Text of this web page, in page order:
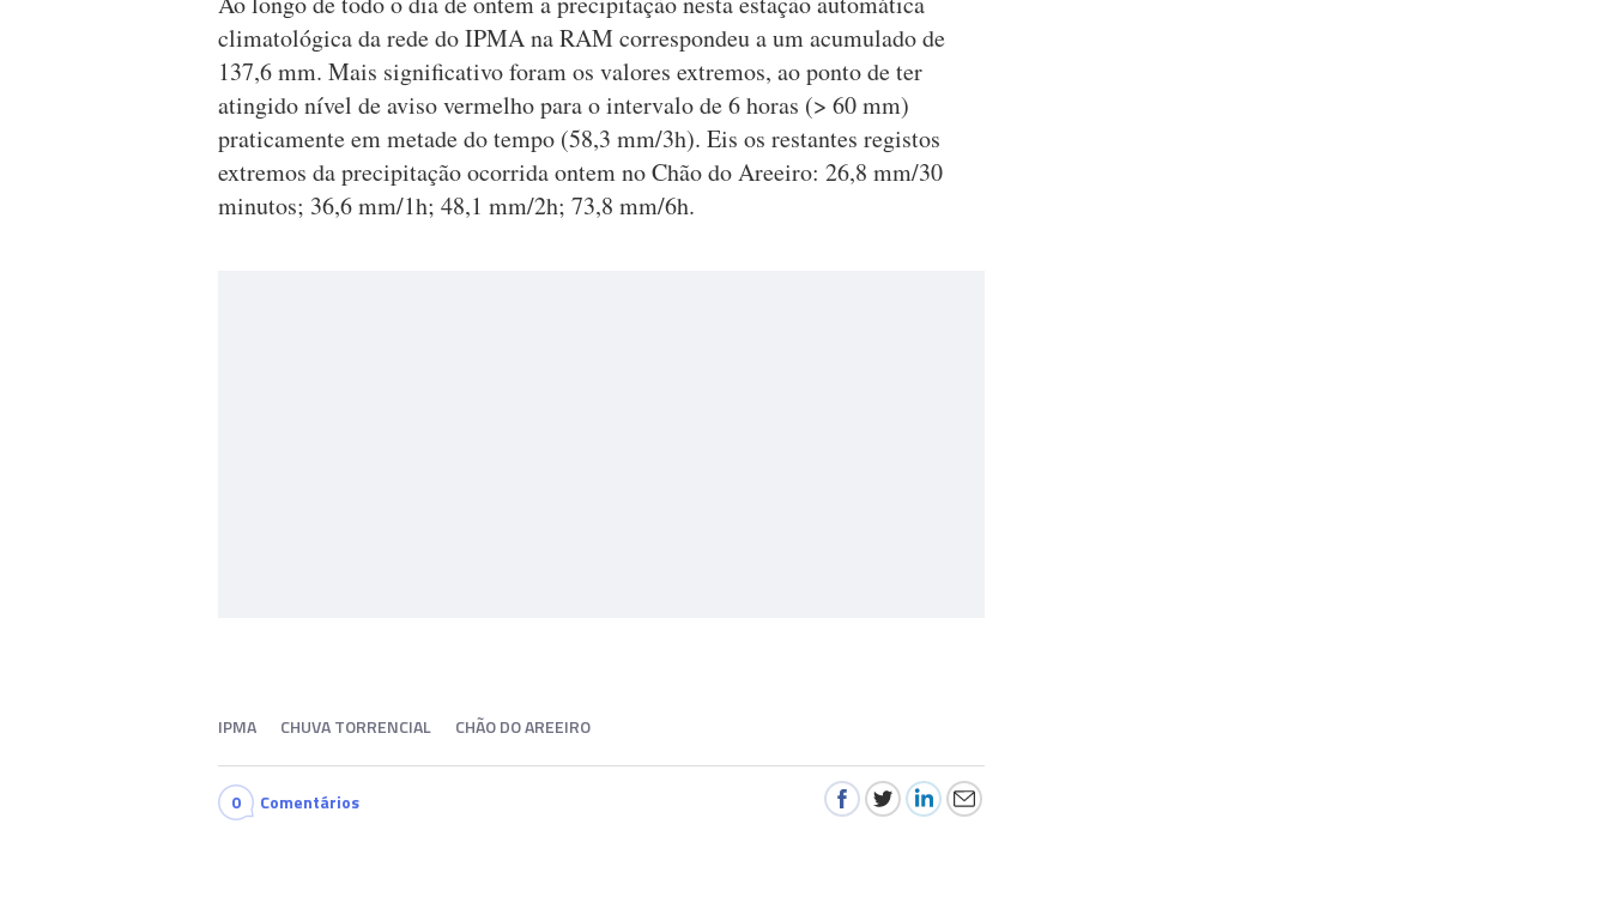
climatológica da rede do IPMA na RAM correspondeu a um acumulado de
137,6 mm. Mais significativo foram os valores extremos, ao ponto de ter
atingido nível de aviso vermelho para o intervalo de 6 horas (> 60 mm)
praticamente em metade do tempo (58,3 mm/3h). Eis os restantes registos
extremos da precipitação ocorrida ontem no Chão do Areeiro: 26,8 mm/30
minutos; 36,6 mm/1h; 48,1 mm/2h; 73,8 mm/6h.
IPMA CHUVA TORRENCIAL CHÃO DO AREEIRO
0 Comentários